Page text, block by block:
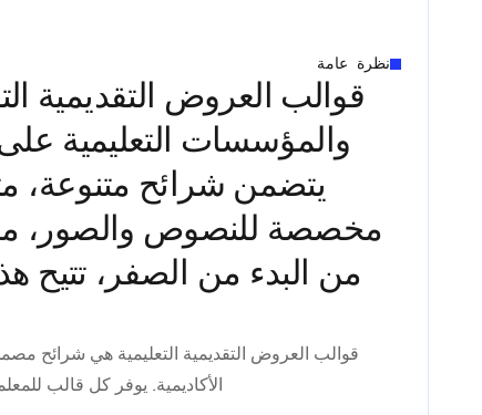
نظرة عامة
قوالب العروض التقديمية
والمؤسسات التعليمية
يتضمن شرائح متنوعة،
مخصصة للنصوص والصور،
من البدء من الصفر، تتيح
قوالب العروض التقديمية التعليمية هي شرائح
الأكاديمية. يوفر كل قالب